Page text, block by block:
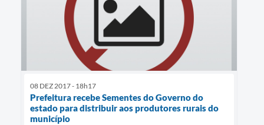
08 DEZ 2017 - 18h17
Prefeitura recebe Sementes do Governo do
estado para distribuir aos produtores rurais do
município